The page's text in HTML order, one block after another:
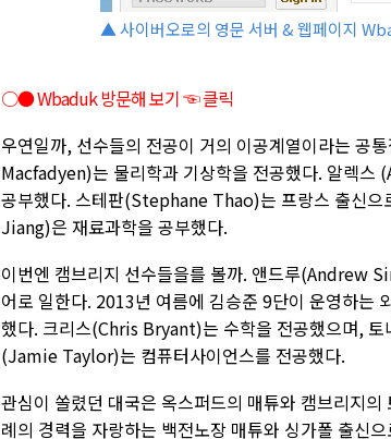
▲ 사이버오로의 영문 서버 & 웹페이지
○● Wbaduk 방문해 보기 ☜ 클릭
우연일까, 선수들의 전공이 거의 이공계열이라는 공
Macfadyen)는 물리학과 기상학을 전공했다. 알렉스
공부했다. 스테판(Stephane Thao)는 프랑스 출신
Jiang)은 재료과학을 공부했다.
이번엔 캠브리지 선수들을를 볼까. 앤드루(Andrew
어로 일한다. 2013년 여름에 김승준 9단이 운영하는
했다. 크리스(Chris Bryant)는 수학을 전공했으며,
(Jamie Taylor)는 컴퓨터사이언스를 전공했다.
관심이 쏠렸던 대국은 옥스퍼드의 매튜와 캠브리지
례의 경력을 자랑하는 백전노장 매튜와 싱가폴 출신